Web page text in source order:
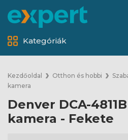
Kategóriák
Kezdőoldal Otthon és hobbi
kamera
Denver DCA-
kamera - Fekete